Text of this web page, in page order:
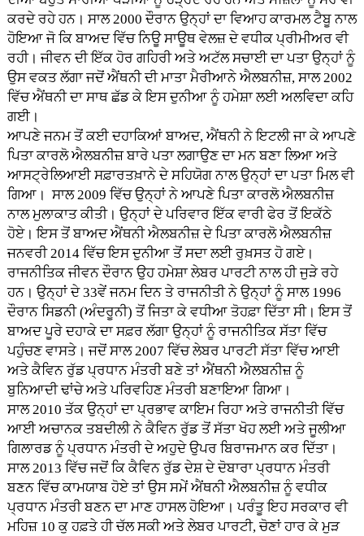
ਕਰਦੇ ਰਹੇ ਹਨ। ਸਾਲ 2000 ਦੌਰਾਨ ਉਨ੍ਹਾਂ ਦਾ ਵਿਆਹ ਕਾਰਮਲ ਟੈਬੂ ਨਾਲ
ਹੋਇਆ ਜੋ ਕਿ ਬਾਅਦ ਵਿੱਚ ਨਿਊ ਸਾਊਥ ਵੇਲਜ਼ ਦੇ ਵਧੀਕ ਪ੍ਰੀਮੀਅਰ ਵੀ
ਰਹੀ। ਜੀਵਨ ਦੀ ਇੱਕ ਹੋਰ ਗਹਿਰੀ ਅਤੇ ਅਟੱਲ ਸਚਾਈ ਦਾ ਪਤਾ ਉਨ੍ਹਾਂ ਨੂੰ
ਉਸ ਵਕਤ ਲੱਗਾ ਜਦੋਂ ਐਂਥਨੀ ਦੀ ਮਾਤਾ ਮੈਰੀਆਨੇ ਐਲਬਨੀਜ਼, ਸਾਲ 2002
ਵਿੱਚ ਐਂਥਨੀ ਦਾ ਸਾਥ ਛੱਡ ਕੇ ਇਸ ਦੁਨੀਆ ਨੂੰ ਹਮੇਸ਼ਾ ਲਈ ਅਲਵਿਦਾ ਕਹਿ
ਗਈ।
ਆਪਣੇ ਜਨਮ ਤੋਂ ਕਈ ਦਹਾਕਿਆਂ ਬਾਅਦ, ਐਂਥਨੀ ਨੇ ਇਟਲੀ ਜਾ ਕੇ ਆਪਣੇ
ਪਿਤਾ ਕਾਰਲੋ ਐਲਬਨੀਜ਼ ਬਾਰੇ ਪਤਾ ਲਗਾਉਣ ਦਾ ਮਨ ਬਣਾ ਲਿਆ ਅਤੇ
ਆਸਟ੍ਰੇਲਿਆਈ ਸਫ਼ਾਰਤਖ਼ਾਨੇ ਦੇ ਸਹਿਯੋਗ ਨਾਲ ਉਨ੍ਹਾਂ ਦਾ ਪਤਾ ਮਿਲ ਵੀ
ਗਿਆ। ਸਾਲ 2009 ਵਿੱਚ ਉਨ੍ਹਾਂ ਨੇ ਆਪਣੇ ਪਿਤਾ ਕਾਰਲੋ ਐਲਬਨੀਜ਼
ਨਾਲ ਮੁਲਾਕਾਤ ਕੀਤੀ। ਉਨ੍ਹਾਂ ਦੇ ਪਰਿਵਾਰ ਇੱਕ ਵਾਰੀ ਫੇਰ ਤੋਂ ਇਕੱਠੇ
ਹੋਏ। ਇਸ ਤੋਂ ਬਾਅਦ ਐਂਥਨੀ ਐਲਬਨੀਜ਼ ਦੇ ਪਿਤਾ ਕਾਰਲੋ ਐਲਬਨੀਜ਼
ਜਨਵਰੀ 2014 ਵਿੱਚ ਇਸ ਦੁਨੀਆ ਤੋਂ ਸਦਾ ਲਈ ਰੁਖ਼ਸਤ ਹੋ ਗਏ।
ਰਾਜਨੀਤਿਕ ਜੀਵਨ ਦੌਰਾਨ ਉਹ ਹਮੇਸ਼ਾ ਲੇਬਰ ਪਾਰਟੀ ਨਾਲ ਹੀ ਜੁੜੇ ਰਹੇ
ਹਨ। ਉਨ੍ਹਾਂ ਦੇ 33ਵੇਂ ਜਨਮ ਦਿਨ ਤੇ ਰਾਜਨੀਤੀ ਨੇ ਉਨ੍ਹਾਂ ਨੂੰ ਸਾਲ 1996
ਦੌਰਾਨ ਸਿਡਨੀ (ਅੰਦਰੂਨੀ) ਤੋਂ ਜਿਤਾ ਕੇ ਵਧੀਆ ਤੋਹਫ਼ਾ ਦਿੱਤਾ ਸੀ। ਇਸ ਤੋਂ
ਬਾਅਦ ਪੂਰੇ ਦਹਾਕੇ ਦਾ ਸਫ਼ਰ ਲੱਗਾ ਉਨ੍ਹਾਂ ਨੂੰ ਰਾਜਨੀਤਿਕ ਸੱਤਾ ਵਿੱਚ
ਪਹੁੰਚਣ ਵਾਸਤੇ। ਜਦੋਂ ਸਾਲ 2007 ਵਿੱਚ ਲੇਬਰ ਪਾਰਟੀ ਸੱਤਾ ਵਿੱਚ ਆਈ
ਅਤੇ ਕੈਵਿਨ ਰੁੱਡ ਪ੍ਰਧਾਨ ਮੰਤਰੀ ਬਣੇ ਤਾਂ ਐਂਥਨੀ ਐਲਬਨੀਜ਼ ਨੂੰ
ਬੁਨਿਆਦੀ ਢਾਂਚੇ ਅਤੇ ਪਰਿਵਹਿਣ ਮੰਤਰੀ ਬਣਾਇਆ ਗਿਆ।
ਸਾਲ 2010 ਤੱਕ ਉਨ੍ਹਾਂ ਦਾ ਪ੍ਰਭਾਵ ਕਾਇਮ ਰਿਹਾ ਅਤੇ ਰਾਜਨੀਤੀ ਵਿੱਚ
ਆਈ ਅਚਾਨਕ ਤਬਦੀਲੀ ਨੇ ਕੈਵਿਨ ਰੁੱਡ ਤੋਂ ਸੱਤਾ ਖੋਹ ਲਈ ਅਤੇ ਜੂਲੀਆ
ਗਿਲਾਰਡ ਨੂੰ ਪ੍ਰਧਾਨ ਮੰਤਰੀ ਦੇ ਅਹੁਦੇ ਉਪਰ ਬਿਰਾਜਮਾਨ ਕਰ ਦਿੱਤਾ।
ਸਾਲ 2013 ਵਿੱਚ ਜਦੋਂ ਕਿ ਕੈਵਿਨ ਰੁੱਡ ਦੇਸ਼ ਦੇ ਦੋਬਾਰਾ ਪ੍ਰਧਾਨ ਮੰਤਰੀ
ਬਣਨ ਵਿੱਚ ਕਾਮਯਾਬ ਹੋਏ ਤਾਂ ਉਸ ਸਮੇਂ ਐਂਥਨੀ ਐਲਬਨੀਜ਼ ਨੂੰ ਵਧੀਕ
ਪ੍ਰਧਾਨ ਮੰਤਰੀ ਬਣਨ ਦਾ ਮਾਣ ਹਾਸਲ ਹੋਇਆ। ਪਰੰਤੂ ਇਹ ਸਰਕਾਰ ਵੀ
ਮਹਿਜ਼ 10 ਕੁ ਹਫ਼ਤੇ ਹੀ ਚੱਲ ਸਕੀ ਅਤੇ ਲੇਬਰ ਪਾਰਟੀ, ਚੋਣਾਂ ਹਾਰ ਕੇ ਮੁੜ